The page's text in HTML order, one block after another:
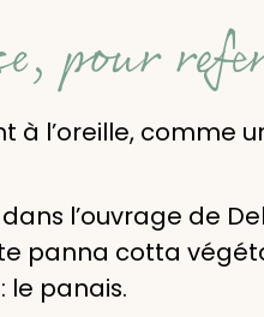
pour
à l’oreille, comme
l’ouvrage de
panna cotta
le panais.